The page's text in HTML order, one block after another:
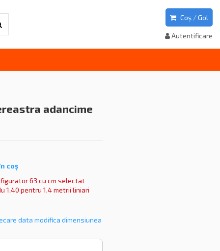
Coș /Gol
Autentificare
adancime
coș
63 cu cm selectat
1,40 pentru 1,4 metrii liniari
data modifica dimensiunea